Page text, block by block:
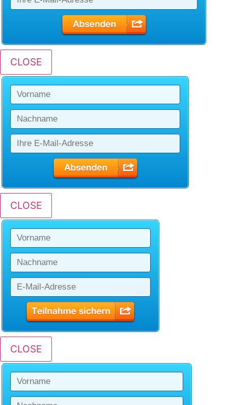
CLOSE
CLOSE
CLOSE